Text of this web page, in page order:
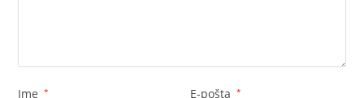
Ime * E-pošta *